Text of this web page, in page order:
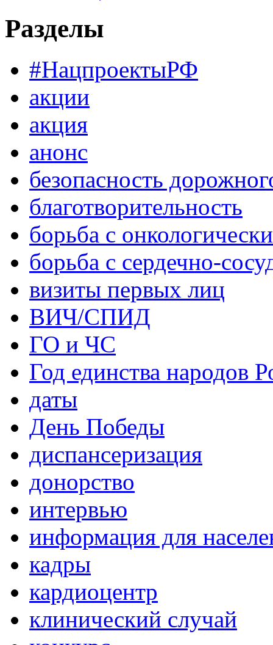
Разделы
#НацпроектыРФ
акции
акция
анонс
безопасность
благотворительность
борьба с
борьба с сердечно-
визиты первых лиц
ВИЧ/СПИД
ГО и ЧС
Год единства народов
даты
День Победы
диспансеризация
донорство
интервью
информация для
кадры
кардиоцентр
клинический случай